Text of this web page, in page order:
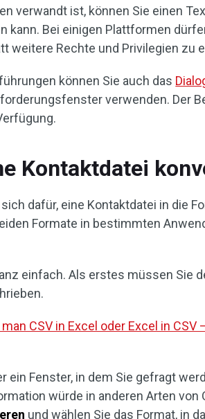
verwandt ist, können Sie einen
kann. Bei einigen Plattformen
weitere Rechte und Privilegien zu
können Sie auch das
verwenden. Der
Kontaktdatei
dafür, eine Kontaktdatei in die
Formate in bestimmten
einfach. Als erstes müssen Sie
CSV in Excel oder Excel in CSV
ein Fenster, in dem Sie gefragt
würde in anderen Arten von
und wählen Sie das Format, in